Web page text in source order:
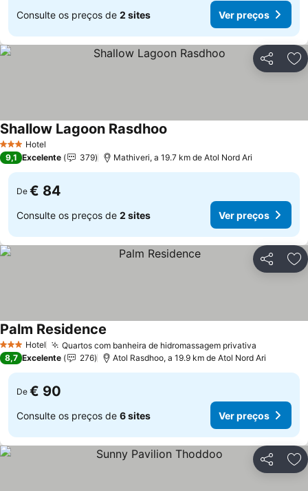
Consulte os preços de 2 sites Ver preços
Partilhar
3 EstrelasHotel
Shallow Lagoon Rasdhoo
9,1 Excelente 379 Mathiveri, a 19.7 km de Atol Nord Ari
De € 84
Consulte os preços de 2 sites Ver preços
Partilhar
3 EstrelasHotel Quartos com banheira de hidromassagem privativa
Palm Residence
8,7 Excelente 276 Atol Rasdhoo, a 19.9 km de Atol Nord Ari
De € 90
Consulte os preços de 6 sites Ver preços
Partilhar